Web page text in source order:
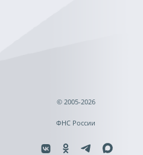
© 2005-2026
ФНС России